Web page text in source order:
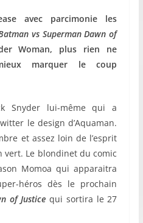
avec parcimonie les
vs Superman Dawn of
Woman, plus rien ne
marquer le coup
Snyder lui-même qui a
le design d’Aquaman.
et assez loin de l’esprit
vert. Le blondinet du comic
Momoa qui apparaitra
héros dès le prochain
of Justice qui sortira le 27